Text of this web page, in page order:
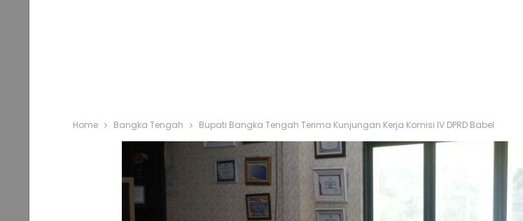
Home Bangka Tengah Bupati Bangka Tengah Terima Kunjungan Kerja Komisi IV DPRD Babel